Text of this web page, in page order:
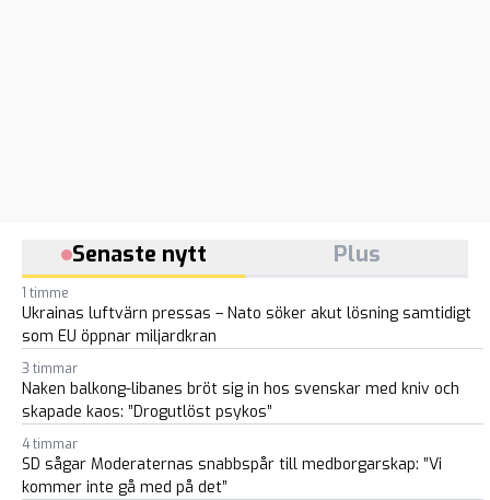
Senaste nytt Plus
1 timme
Ukrainas luftvärn pressas – Nato söker akut lösning samtidigt
som EU öppnar miljardkran
3 timmar
Naken balkong-libanes bröt sig in hos svenskar med kniv och
skapade kaos: ”Drogutlöst psykos”
4 timmar
SD sågar Moderaternas snabbspår till medborgarskap: ”Vi
kommer inte gå med på det”